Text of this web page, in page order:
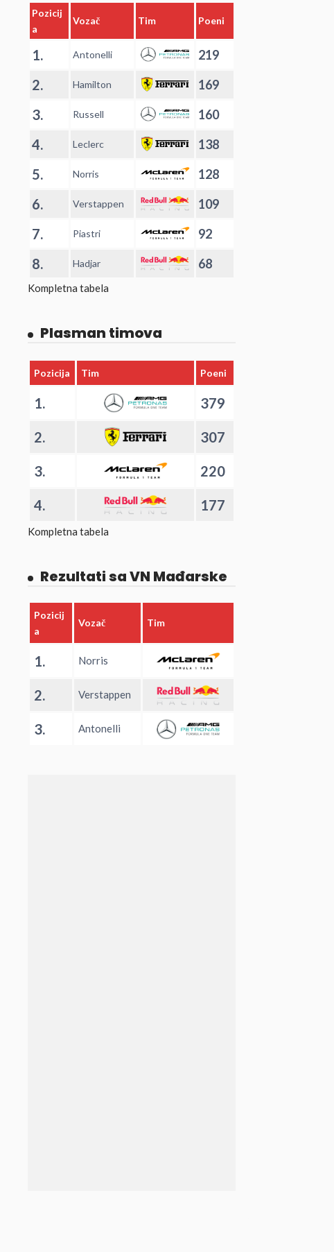
Pozicij
a
Vozač Tim Poeni
1. Antonelli 219
2. Hamilton 169
3. Russell 160
4. Leclerc 138
5. Norris 128
6. Verstappen 109
7. Piastri 92
8. Hadjar 68
Kompletna tabela
Plasman timova
Pozicija Tim Poeni
1. 379
2. 307
3. 220
4. 177
Kompletna tabela
Rezultati sa VN Mađarske
Pozicij
a
Vozač Tim
1. Norris
2. Verstappen
3. Antonelli